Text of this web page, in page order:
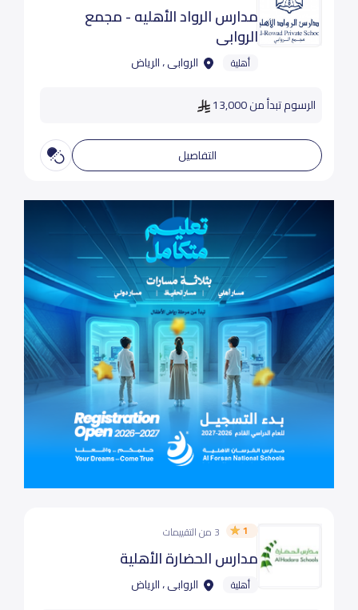
مدارس الرواد الأهليه - مجمع
الروابي
أهلية الروابى ، الرياض
الرسوم تبدأ من 13,000
التفاصيل
1 3 من التقييمات
مدارس الحضارة الأهلية
أهلية الروابى ، الرياض